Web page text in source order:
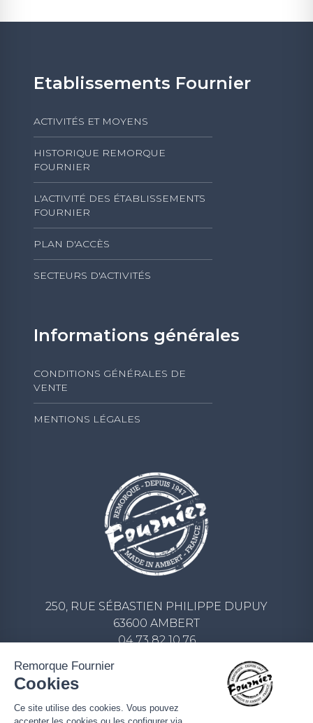
Etablissements Fournier
ACTIVITÉS ET MOYENS
HISTORIQUE REMORQUE
FOURNIER
L'ACTIVITÉ DES ÉTABLISSEMENTS
FOURNIER
PLAN D'ACCÈS
SECTEURS D'ACTIVITÉS
Informations générales
CONDITIONS GÉNÉRALES DE
VENTE
MENTIONS LÉGALES
250, RUE SÉBASTIEN PHILIPPE DUPUY
63600 AMBERT
04 73 82 10 76
ECRIVEZ-NOUS UN MESSAGE
Remorque Fournier
Cookies
Ce site utilise des cookies. Vous pouvez
accepter les cookies ou les configurer via